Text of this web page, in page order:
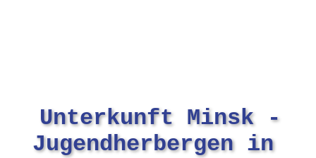
Unterkunft Minsk -
Jugendherbergen in